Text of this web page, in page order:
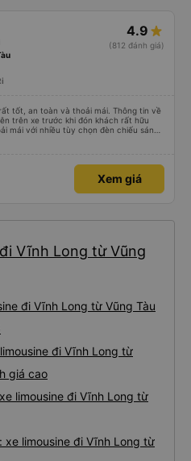
4.9
(812 đánh giá)
tốt, an toàn và thoải mái. Thông tin về
trên xe trước khi đón khách rất hữu
mái với nhiều tùy chọn đèn chiếu sáng
Nhân viên rất lịch sự và xe đến
Xem giá
Vĩnh Long từ Vũng
đi Vĩnh Long từ Vũng Tàu
đi Vĩnh Long từ
giá cao
limousine đi Vĩnh Long từ
xe limousine đi Vĩnh Long từ